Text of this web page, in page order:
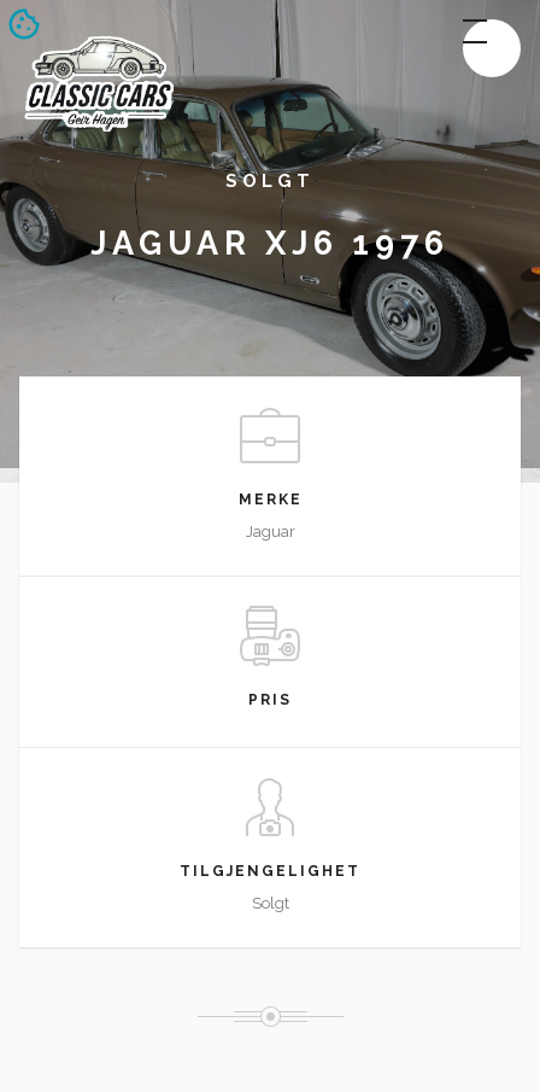
SOLGT
JAGUAR XJ6 1976
MERKE
Jaguar
PRIS
TILGJENGELIGHET
Solgt